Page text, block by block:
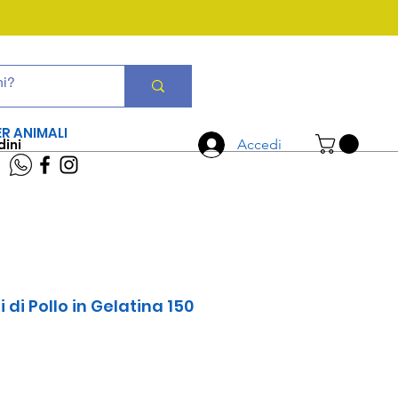
Accedi
ANIMALI
di Pollo in Gelatina 150